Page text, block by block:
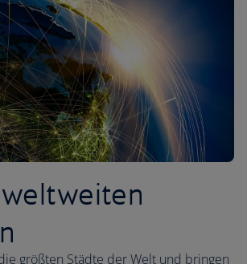
größten Städte der Welt und bringen